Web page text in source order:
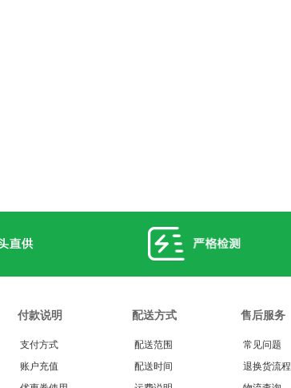
付款说明
支付方式
账户充值
配送方式
配送范围
配送时间
售后服务
常见问题
退换货流程